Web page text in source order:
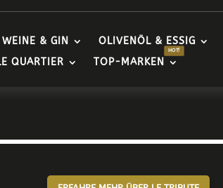
WEINE & GIN OLIVENÖL & ESSIG
QUARTIER TOP-MARKEN